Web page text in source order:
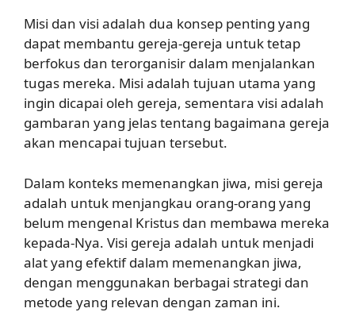
Misi dan visi adalah dua konsep penting yang
dapat membantu gereja-gereja untuk tetap
berfokus dan terorganisir dalam menjalankan
tugas mereka. Misi adalah tujuan utama yang
ingin dicapai oleh gereja, sementara visi adalah
gambaran yang jelas tentang bagaimana gereja
akan mencapai tujuan tersebut.
Dalam konteks memenangkan jiwa, misi gereja
adalah untuk menjangkau orang-orang yang
belum mengenal Kristus dan membawa mereka
kepada-Nya. Visi gereja adalah untuk menjadi
alat yang efektif dalam memenangkan jiwa,
dengan menggunakan berbagai strategi dan
metode yang relevan dengan zaman ini.